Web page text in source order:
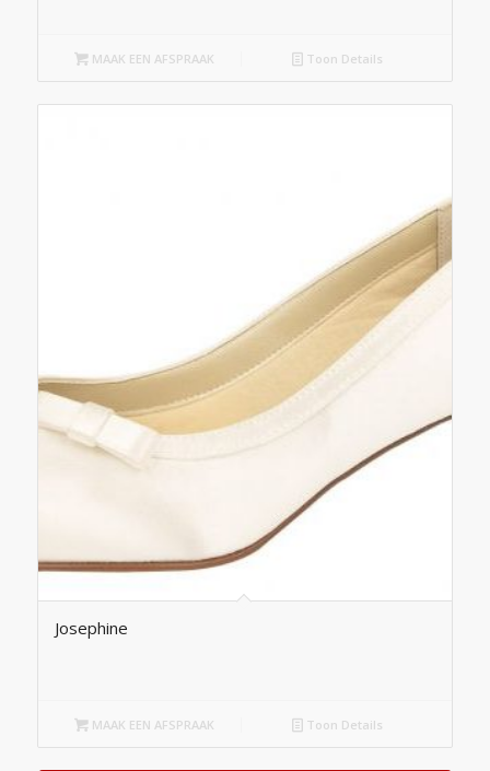
MAAK EEN AFSPRAAK Toon Details
Josephine
MAAK EEN AFSPRAAK Toon Details